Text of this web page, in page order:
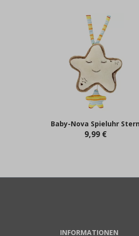
Baby-Nova Spieluhr Stern
9,99 €
INFORMATIONEN